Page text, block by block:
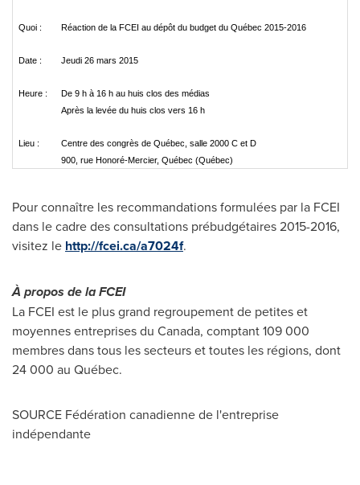
Quoi : Réaction de la FCEI au dépôt du budget du Québec 2015-2016
Date : Jeudi 26 mars 2015
Heure :
De 9 h à 16 h au huis clos des médias
Après la levée du huis clos vers 16 h
Lieu :
Centre des congrès de Québec, salle 2000 C et D
900, rue Honoré-Mercier, Québec (Québec)
Pour connaître les recommandations formulées par la FCEI
dans le cadre des consultations prébudgétaires 2015-2016,
visitez le http://fcei.ca/a7024f.
À propos de la FCEI
La FCEI est le plus grand regroupement de petites et
moyennes entreprises du Canada, comptant 109 000
membres dans tous les secteurs et toutes les régions, dont
24 000 au Québec.
SOURCE Fédération canadienne de l'entreprise
indépendante